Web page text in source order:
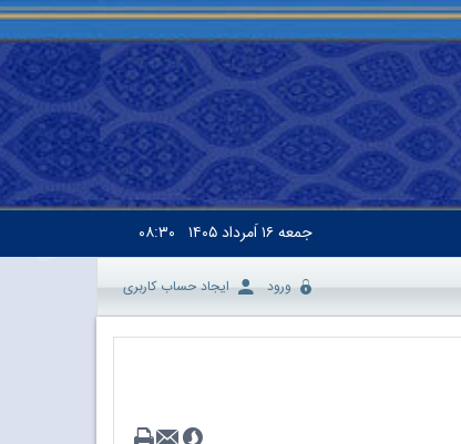
جمعه۱۶ اَمرداد ۱۴۰۵ ۰۸:۳۰
ورود ایجاد حساب کاربری